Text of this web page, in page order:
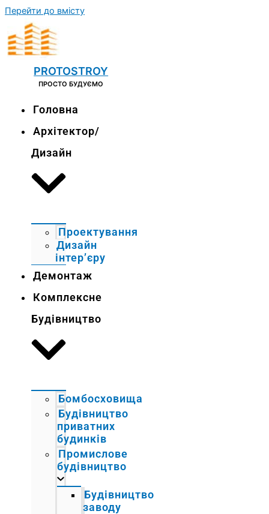
Перейти до вмісту
PROTOSTROY
ПРОСТО БУДУЄМО
Головна
Архітектор/
Дизайн
Проектування
Дизайн
інтер’єру
Демонтаж
Комплексне
Будівництво
Бомбосховища
Будівництво
приватних
будинків
Промислове
будівництво
Будівництво
заводу